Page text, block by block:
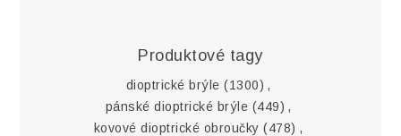
Produktové tagy
dioptrické brýle (1300) ,
pánské dioptrické brýle (449) ,
kovové dioptrické obroučky (478) ,